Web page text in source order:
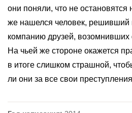
они поняли, что не
же нашелся человек, решивший
компанию друзей, возомнивших
На чьей же стороне окажется
в итоге слишком страшной,
ли они за все свои